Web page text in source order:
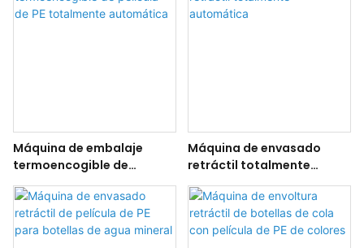
Máquina de embalaje
termoencogible de
película de PE totalmente
automática
Máquina de envasado
retráctil totalmente
automática